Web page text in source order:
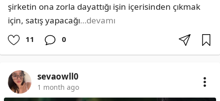
şirketin ona zorla dayattığı işin içerisinden çıkmak
için, satış yapacağı…devamı
11 0
sevaowll0
1 month ago